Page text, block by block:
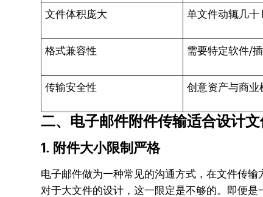
文件体积庞大 单文件动辄几十
格式兼容性 需要特定软件/
传输安全性 创意资产与商业
二、电子邮件附件传输适合设计
1. 附件大小限制严格
电子邮件做为一种常见的沟通方式，在文件传
对于大文件的设计，这一限定是不够的。即便